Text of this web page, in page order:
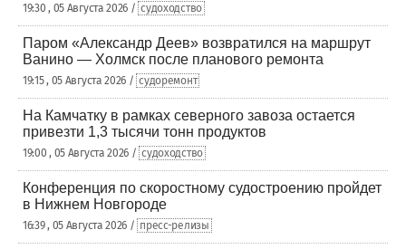
19:30 , 05 Августа 2026 / судоходство
Паром «Александр Деев» возвратился на маршрут
Ванино — Холмск после планового ремонта
19:15 , 05 Августа 2026 / судоремонт
На Камчатку в рамках северного завоза остается
привезти 1,3 тысячи тонн продуктов
19:00 , 05 Августа 2026 / судоходство
Конференция по скоростному судостроению пройдет
в Нижнем Новгороде
16:39 , 05 Августа 2026 / пресс-релизы